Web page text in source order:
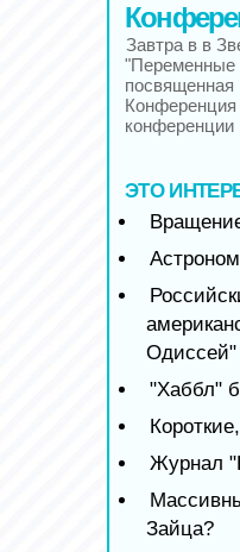
Завтра в в
"Переменные
посвященная
Конференция
конференции
ЭТО
Одиссей"
"Хаббл"
Журнал
Зайца?